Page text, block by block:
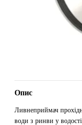
Опис
Ливнеприймач
води з ринви у